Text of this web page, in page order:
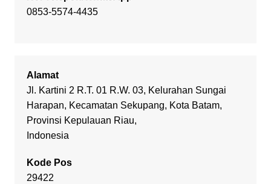
0853-5574-4435
Alamat
Jl. Kartini 2 R.T. 01 R.W. 03, Kelurahan Sungai
Harapan, Kecamatan Sekupang, Kota Batam,
Provinsi Kepulauan Riau,
Indonesia
Kode Pos
29422